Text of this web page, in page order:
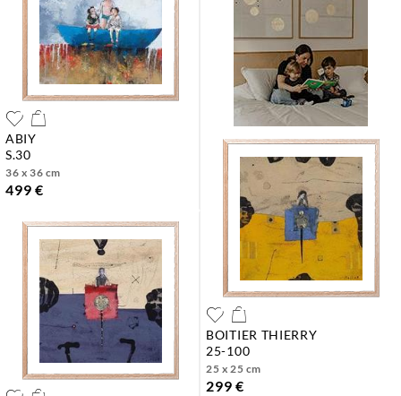
ABIY
s.30
36 x 36 cm
499 €
BOITIER THIERRY
25-100
25 x 25 cm
299 €